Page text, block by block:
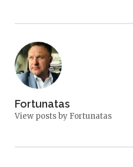
Fortunatas
View posts by Fortunatas